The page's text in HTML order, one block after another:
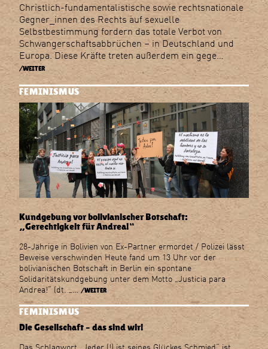
Christlich-fundamentalistische sowie rechtsnationale
Gegner_innen des Rechts auf sexuelle
Selbstbestimmung fordern das totale Verbot von
Schwangerschaftsabbrüchen – in Deutschland und
Europa. Diese Kräfte treten außerdem ein gege…
/WEITER
FEMINISMUS
Kundgebung vor bolivianischer Botschaft:
„Gerechtigkeit für Andrea!“
28-Jährige in Bolivien von Ex-Partner ermordet / Polizei lässt
Beweise verschwinden Heute fand um 13 Uhr vor der
bolivianischen Botschaft in Berlin ein spontane
Solidaritätskundgebung unter dem Motto „Justicia para
Andrea!“ (dt. „… /WEITER
FEMINISMUS
Die Gesellschaft – das sind wir!